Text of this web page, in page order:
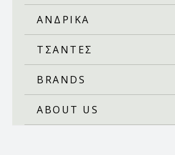
ΑΝΔΡΙΚΑ
ΤΣΑΝΤΕΣ
BRANDS
ABOUT US